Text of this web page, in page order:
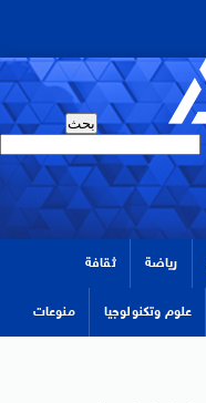
رياضة ثقافة
علوم وتكنولوجيا منوعات